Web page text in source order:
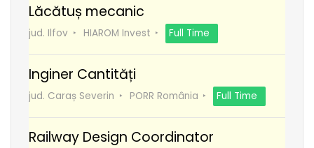
Lăcătuș mecanic
jud. Ilfov HIAROM Invest Full Time
Inginer Cantități
jud. Caraș Severin PORR România Full Time
Railway Design Coordinator